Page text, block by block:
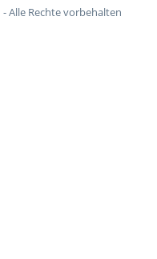
Alle Rechte vorbehalten